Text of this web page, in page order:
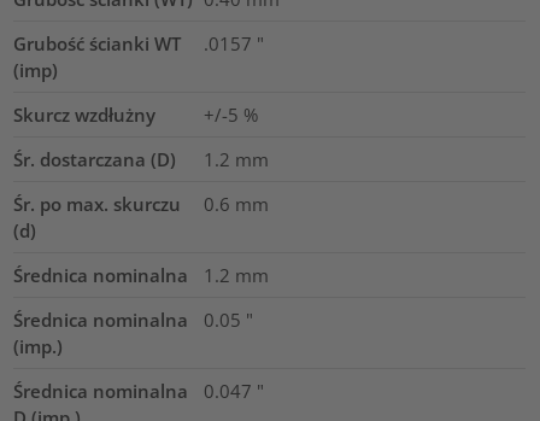
Grubość ścianki WT
(imp)
.0157 "
Skurcz wzdłużny
+/-5 %
Śr. dostarczana (D)
1.2 mm
Śr. po max. skurczu
(d)
0.6 mm
Średnica nominalna 1.2 mm
Średnica nominalna
(imp.)
0.05 "
Średnica nominalna
0.047 "